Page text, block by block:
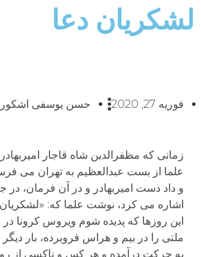
لشکریان دعا
فوریه 27, 2020 حسن یوسفی
زمانی که مظفرالدین شاه قاجار امیربهادر
علما از بست عبدالعظیم به تهران می
و داد دست امیربهادر و در آن فرمان، در
اشاره می کرد، نوشت علما که: «لشکریان
این روزها که پدیده شوم ویروس کرونا در
ملتی را در بیم و هراس فروبرده، بار
به حرکت درآمده و هر کس و ناکسی از